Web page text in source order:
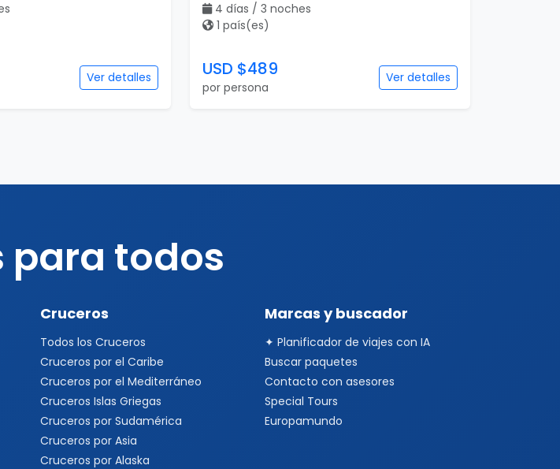
Ver detalles
4 días / 3 noches
1 país(es)
USD $489
por persona
Ver detalles
para todos
Cruceros
Todos los Cruceros
Cruceros por el Caribe
Cruceros por el Mediterráneo
Cruceros Islas Griegas
Cruceros por Sudamérica
Cruceros por Asia
Cruceros por Alaska
Marcas y buscador
✦ Planificador de viajes con IA
Buscar paquetes
Contacto con asesores
Special Tours
Europamundo